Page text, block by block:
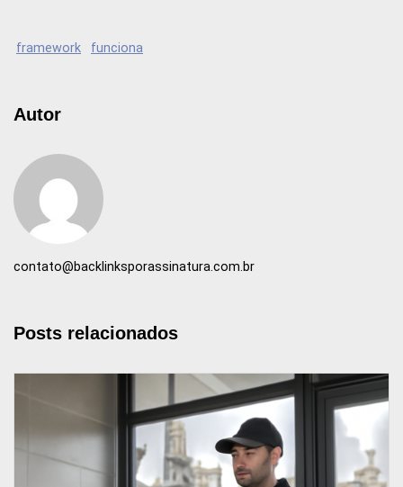
framework funciona
Autor
contato@backlinksporassinatura.com.br
Posts relacionados